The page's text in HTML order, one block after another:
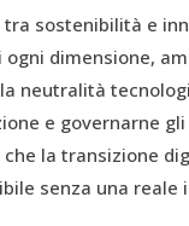
sostenibilità e
dimensione,
neutralità
e governarne
la transizione
senza una reale